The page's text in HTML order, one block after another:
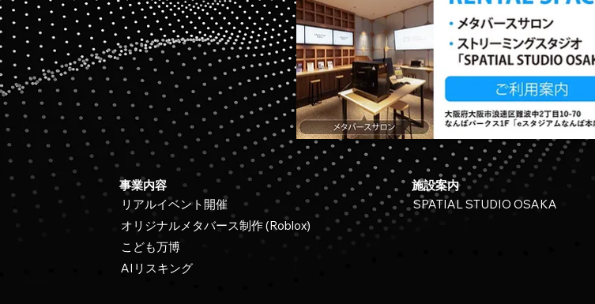
事業内容
リアルイベント開催
オリジナルメタバース制作 (Roblox)
こども万博
AIリスキング
施設案内
SPATIAL STUDIO OSAKA